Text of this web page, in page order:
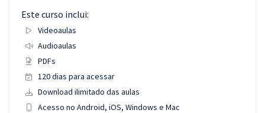
Este curso inclui:
Videoaulas
Audioaulas
PDFs
120 dias para acessar
Download ilimitado das aulas
Acesso no Android, iOS, Windows e Mac